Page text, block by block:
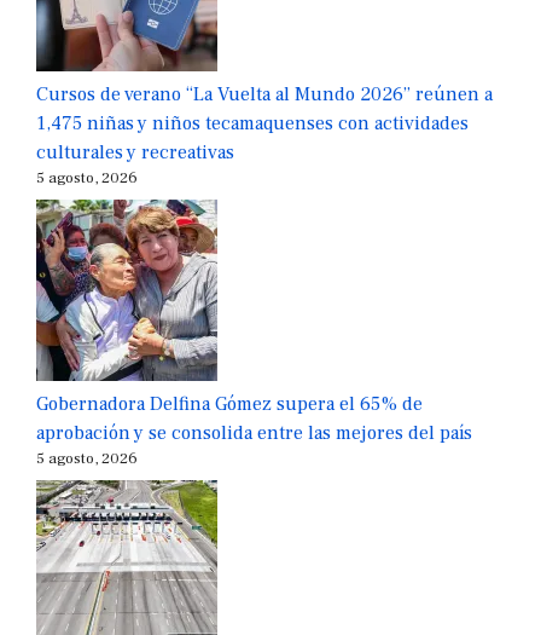
Cursos de verano “La Vuelta al Mundo 2026” reúnen a
1,475 niñas y niños tecamaquenses con actividades
culturales y recreativas
5 agosto, 2026
Gobernadora Delfina Gómez supera el 65% de
aprobación y se consolida entre las mejores del país
5 agosto, 2026